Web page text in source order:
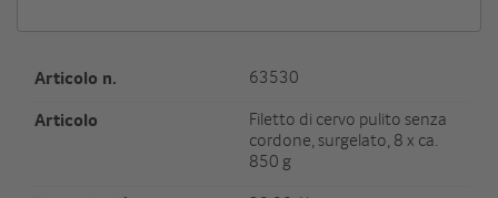
wild_vorverkauf_bgh Table (not editable)
Artikel Nr.
63530
Artikel
Filetto di cervo pulito senza
cordone, surgelato, 8 x ca.
850 g